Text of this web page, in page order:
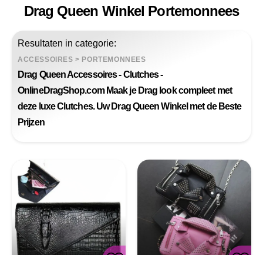
Drag Queen Winkel Portemonnees
Resultaten in categorie:
ACCESSOIRES > PORTEMONNEES
Drag Queen Accessoires - Clutches -
OnlineDragShop.com Maak je Drag look compleet met
deze luxe Clutches. Uw Drag Queen Winkel met de Beste
Prijzen